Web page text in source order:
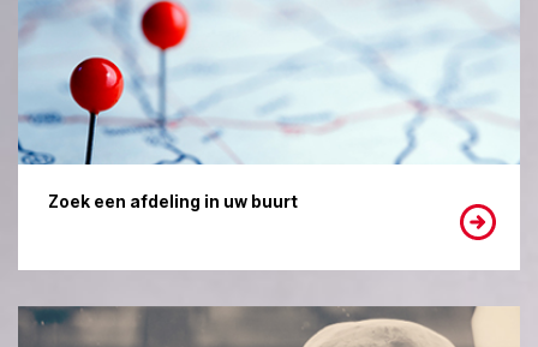
Zoek een afdeling in uw buurt